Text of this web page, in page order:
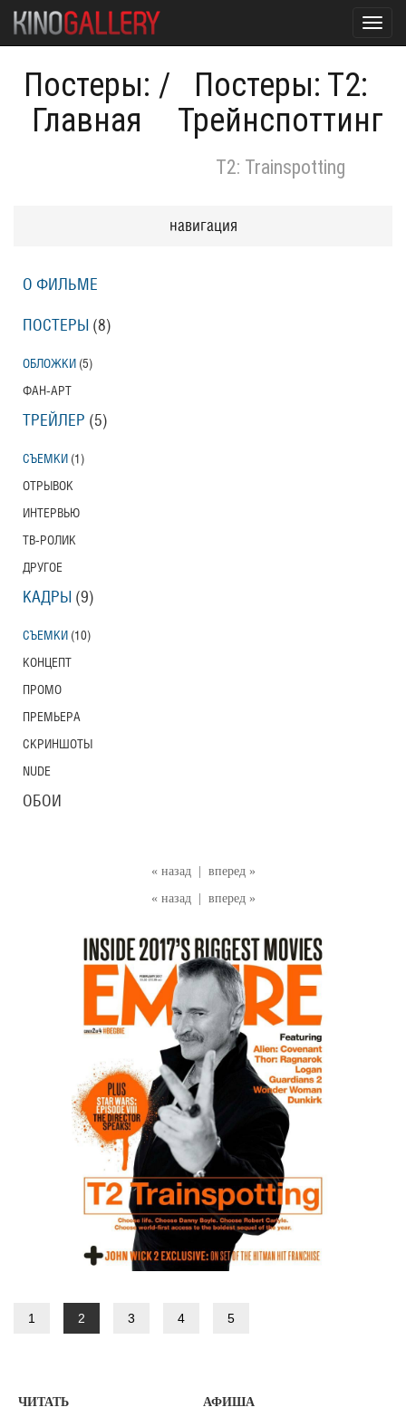
Постеры:
Главная
/
Постеры: Т2:
Трейнспоттинг
T2: Trainspotting
« назад
вперед »
« назад
вперед »
1 2 3 4 5
навигация
О ФИЛЬМЕ
ПОСТЕРЫ (8)
ОБЛОЖКИ (5)
ФАН-АРТ
ТРЕЙЛЕР (5)
СЪЕМКИ (1)
ОТРЫВОК
ИНТЕРВЬЮ
ТВ-РОЛИК
ДРУГОЕ
КАДРЫ (9)
СЪЕМКИ (10)
КОНЦЕПТ
ПРОМО
ПРЕМЬЕРА
СКРИНШОТЫ
NUDE
ОБОИ
ЧИТАТЬ АФИША